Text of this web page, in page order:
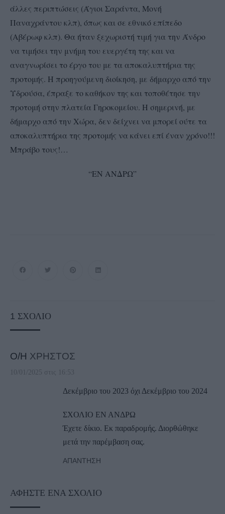
άλλες περιπτώσεις (Άγιοι Σαράντα, Μονή
Παναχράντου κλπ), όπως και σε εθνικό επίπεδο
(Αβέρωφ κλπ). Θα ήταν ξεχωριστή τιμή για την Άνδρο
να τιμήσει την μνήμη του ευεργέτη της και να
αναγνωρίσει το έργο του με τα αποκαλυπτήρια της
προτομής. Η προηγούμενη διοίκηση, με δήμαρχο από την
Υδρούσα, έπραξε το καθήκον της και τοποθέτησε την
προτομή στην πλατεία Γηροκομείου. Η σημερινή, με
δήμαρχο από την Χώρα, δεν δείχνει να μπορεί ούτε τα
αποκαλυπτήρια της προτομής να κάνει επί έναν χρόνο!!!
Μπράβο τους!…
“ΕΝ ΑΝΔΡΩ”
1 ΣΧΌΛΙΟ
Ο/Η ΧΡΗΣΤΟΣ
10/01/2025 στις 16:53
Δεκέμβριο του 2023 όχι Δεκέμβριο του 2024
ΣΧΟΛΙΟ ΕΝ ΑΝΔΡΩ
Έχετε δίκιο. Εκ παραδρομής. Διορθώθηκε
μετά την παρέμβαση σας.
ΑΠΆΝΤΗΣΗ
ΑΦΉΣΤΕ ΈΝΑ ΣΧΌΛΙΟ